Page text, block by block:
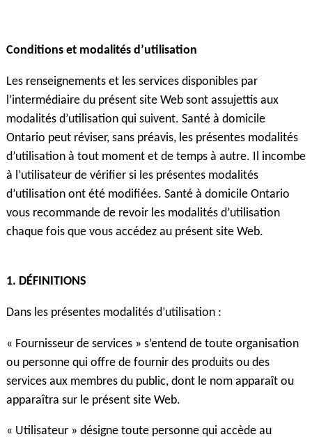
Conditions et modalités d’utilisation
Les renseignements et les services disponibles par
l’intermédiaire du présent site Web sont assujettis aux
modalités d’utilisation qui suivent. Santé à domicile
Ontario peut réviser, sans préavis, les présentes modalités
d’utilisation à tout moment et de temps à autre. Il incombe
à l’utilisateur de vérifier si les présentes modalités
d’utilisation ont été modifiées. Santé à domicile Ontario
vous recommande de revoir les modalités d’utilisation
chaque fois que vous accédez au présent site Web.
1. DÉFINITIONS
Dans les présentes modalités d’utilisation :
« Fournisseur de services » s’entend de toute organisation
ou personne qui offre de fournir des produits ou des
services aux membres du public, dont le nom apparaît ou
apparaîtra sur le présent site Web.
« Utilisateur » désigne toute personne qui accède au